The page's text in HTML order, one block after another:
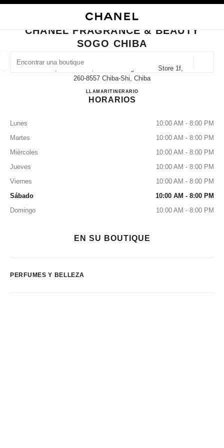
BUSCAR UNA BOUTIQUE
las sugerencias se muestran debajo de esta barra de búsqueda
0 Sugerencias disponibles
CERRAR TARJETA DE BOUTIQUE CHANEL FRAGRANCE & BEAUTY SOGO
CHANEL FRAGRANCE & BEAUTY
SOGO CHIBA
1000, Shin-Machi, Chuo-Ku Sogo Chiba Store 1f,
260-8557 Chiba-Shi, Chiba
LLAMAR043-245-8459
ITINERARIOCHANEL FRAGRANCE &
HORARIOS
Lunes
10:00 AM - 8:00 PM
Martes
10:00 AM - 8:00 PM
Miércoles
10:00 AM - 8:00 PM
Jueves
10:00 AM - 8:00 PM
Viernes
10:00 AM - 8:00 PM
Sábado
10:00 AM - 8:00 PM
Domingo
10:00 AM - 8:00 PM
EN SU BOUTIQUE
PERFUMES Y BELLEZA
RELOJERÍA Y JOYERÍA